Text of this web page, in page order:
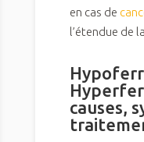
en cas de
l’étendue de
causes,